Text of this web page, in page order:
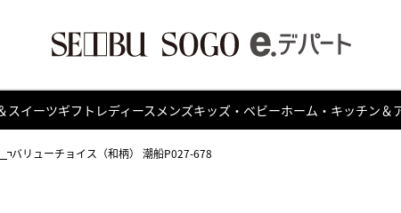
スイーツギフト レディース メンズキッズ・ベビーホーム・キッチン＆
バリューチョイス（和柄） 潮船P027-678